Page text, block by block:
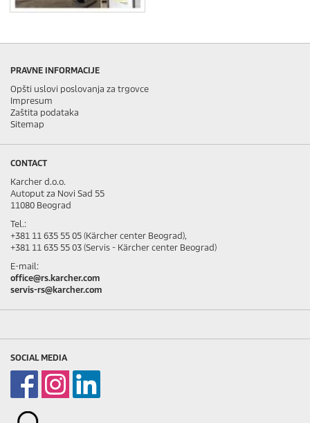
PRAVNE INFORMACIJE
Opšti uslovi poslovanja za trgovce
Impresum
Zaštita podataka
Sitemap
CONTACT
Karcher d.o.o.
Autoput za Novi Sad 55
11080 Beograd
Tel.:
+381 11 635 55 05 (Kärcher center Beograd),
+381 11 635 55 03 (Servis - Kärcher center Beograd)
E-mail:
office@rs.karcher.com
servis-rs@karcher.com
SOCIAL MEDIA